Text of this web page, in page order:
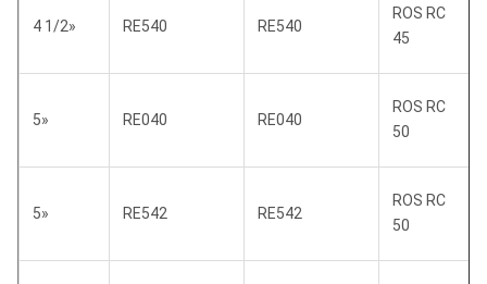
4 1/2» RE540 RE540
ROS RC
45
5» RE040 RE040
ROS RC
50
5» RE542 RE542
ROS RC
50